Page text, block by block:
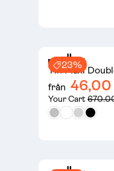
23%
Tin Maxi
från
Your Cart